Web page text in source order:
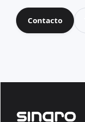
Contacto